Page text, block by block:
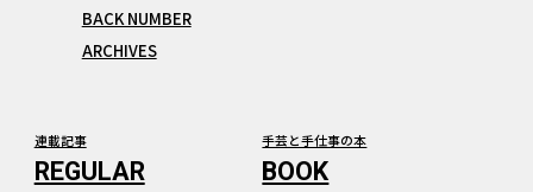
BACK NUMBER
ARCHIVES
連載記事 手芸と手仕事の本